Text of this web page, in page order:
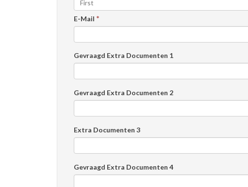
E-Mail *
Gevraagd Extra Documenten 1
Gevraagd Extra Documenten 2
Extra Documenten 3
Gevraagd Extra Documenten 4